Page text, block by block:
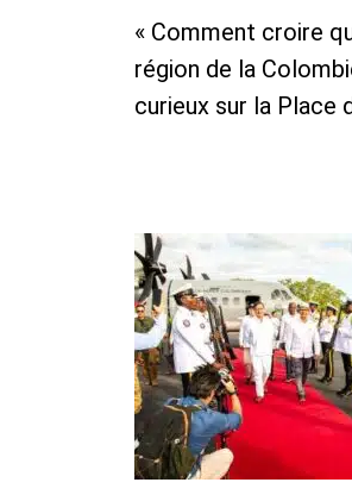
« Comment croire
région de la
curieux sur la Place